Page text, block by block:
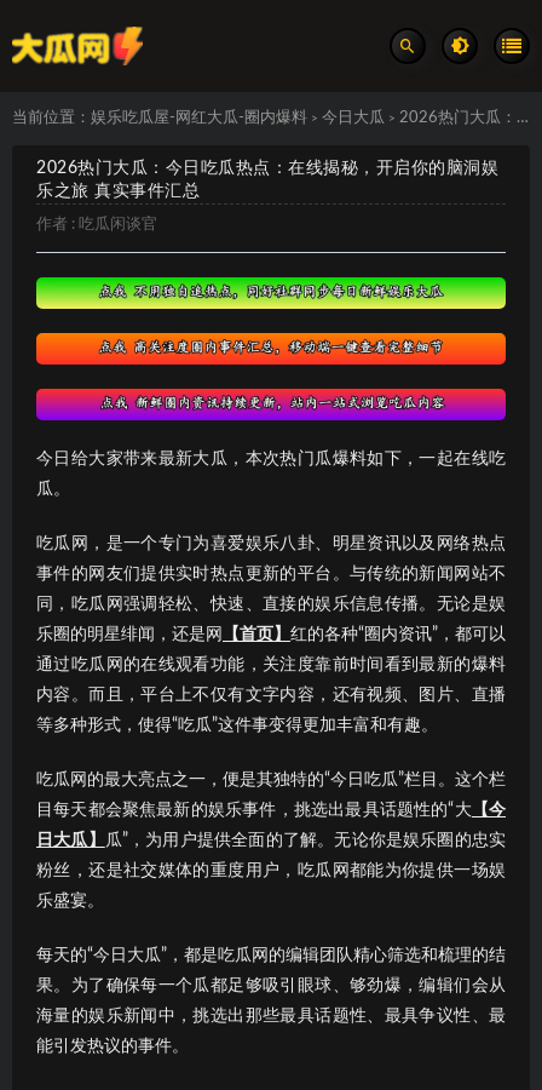
当前位置： 娱乐吃瓜屋-网红大瓜-圈内爆料 > 今日大瓜 > 2026热门大瓜：今日吃瓜热点：在线揭秘，开启你的脑洞娱乐之旅 真实事件汇总
2026热门大瓜：今日吃瓜热点：在线揭秘，开启你的脑洞娱
乐之旅 真实事件汇总
作者 : 吃瓜闲谈官
今日给大家带来最新大瓜，本次热门瓜爆料如下，一起在线吃
瓜。
吃瓜网，是一个专门为喜爱娱乐八卦、明星资讯以及网络热点
事件的网友们提供实时热点更新的平台。与传统的新闻网站不
同，吃瓜网强调轻松、快速、直接的娱乐信息传播。无论是娱
乐圈的明星绯闻，还是网
【首页】 红的各种“圈内资讯”，都可以
通过吃瓜网的在线观看功能，关注度靠前时间看到最新的爆料
内容。而且，平台上不仅有文字内容，还有视频、图片、直播
等多种形式，使得“吃瓜”这件事变得更加丰富和有趣。
吃瓜网的最大亮点之一，便是其独特的“今日吃瓜”栏目。这个栏
目每天都会聚焦最新的娱乐事件，挑选出最具话题性的“大【今
日大瓜】
瓜”，为用户提供全面的了解。无论你是娱乐圈的忠实
粉丝，还是社交媒体的重度用户，吃瓜网都能为你提供一场娱
乐盛宴。
每天的“今日大瓜”，都是吃瓜网的编辑团队精心筛选和梳理的结
果。为了确保每一个瓜都足够吸引眼球、够劲爆，编辑们会从
海量的娱乐新闻中，挑选出那些最具话题性、最具争议性、最
能引发热议的事件。